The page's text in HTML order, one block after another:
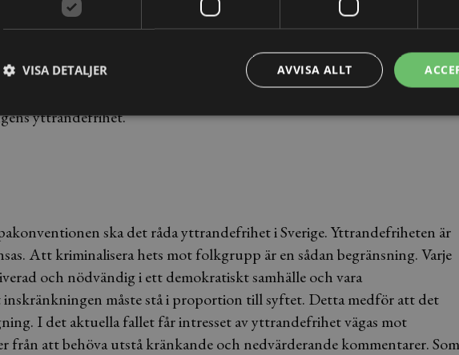
men domstolen gör en rigörös prövning av om 46-åringens
mån att han ska dömas.
för mänskliga rättigheter, EKMR. Hovrätten lutar sig mot ett antal
att även om kommentarerna varit kränkande så skulle det bli
yttrandefrihet.
ska det råda yttrandefrihet i Sverige. Yttrandefriheten är
Att kriminalisera hets mot folkgrupp är en sådan begränsning. Varje
och nödvändig i ett demokratiskt samhälle och vara
måste stå i proportion till syftet. Detta medför att det
I det aktuella fallet får intresset av yttrandefrihet vägas mot
från att behöva utstå kränkande och nedvärderande kommentarer. Som
AVVISA ALLT
VISA DETALJER